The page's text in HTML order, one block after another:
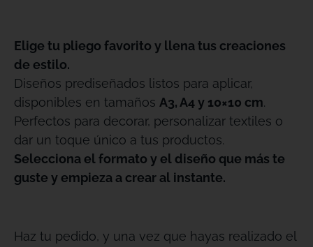
Elige tu pliego favorito y llena tus creaciones
de estilo.
Diseños prediseñados listos para aplicar,
disponibles en tamaños A3, A4 y 10×10 cm.
Perfectos para decorar, personalizar textiles o
dar un toque único a tus productos.
Selecciona el formato y el diseño que más te
guste y empieza a crear al instante.
Haz tu pedido, y una vez que hayas realizado el